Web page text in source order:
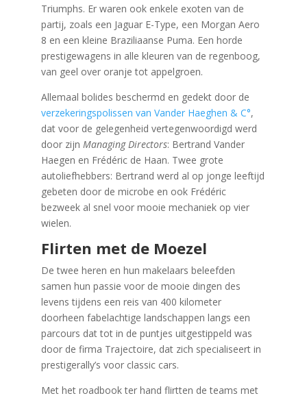
Triumphs. Er waren ook enkele exoten van de
partij, zoals een Jaguar E-Type, een Morgan Aero
8 en een kleine Braziliaanse Puma. Een horde
prestigewagens in alle kleuren van de regenboog,
van geel over oranje tot appelgroen.
Allemaal bolides beschermd en gedekt door de
verzekeringspolissen van Vander Haeghen & C°,
dat voor de gelegenheid vertegenwoordigd werd
door zijn Managing Directors: Bertrand Vander
Haegen en Frédéric de Haan. Twee grote
autoliefhebbers: Bertrand werd al op jonge leeftijd
gebeten door de microbe en ook Frédéric
bezweek al snel voor mooie mechaniek op vier
wielen.
Flirten met de Moezel
De twee heren en hun makelaars beleefden
samen hun passie voor de mooie dingen des
levens tijdens een reis van 400 kilometer
doorheen fabelachtige landschappen langs een
parcours dat tot in de puntjes uitgestippeld was
door de firma Trajectoire, dat zich specialiseert in
prestigerally’s voor classic cars.
Met het roadbook ter hand flirtten de teams met